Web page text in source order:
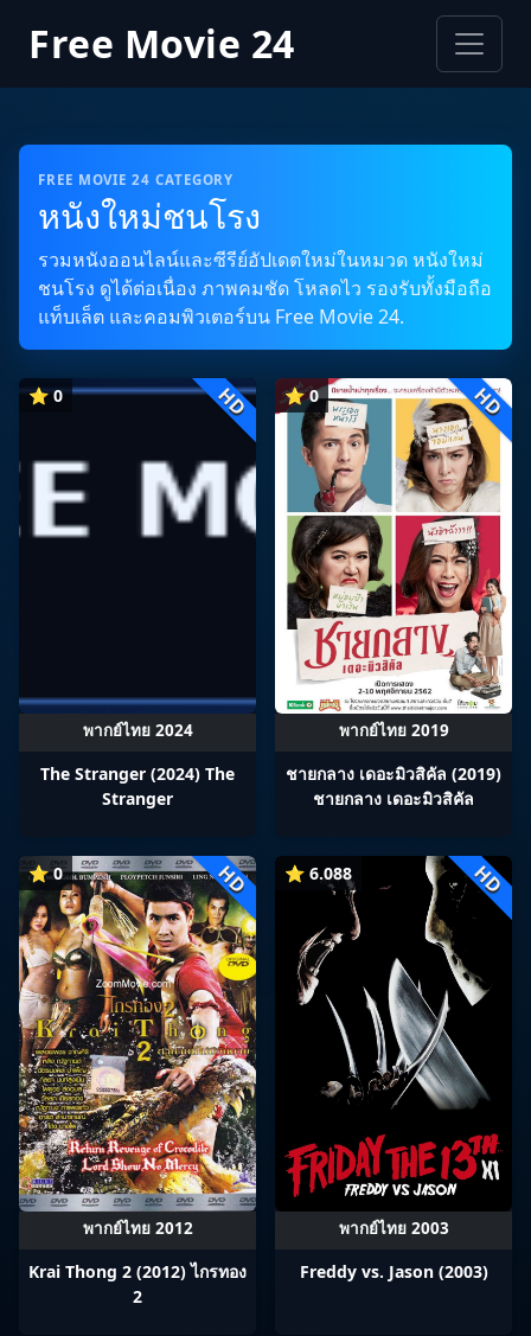
Free Movie 24
FREE MOVIE 24 CATEGORY
หนังใหม่ชนโรง
รวมหนังออนไลน์และซีรีย์อัปเดตใหม่ในหมวด หนังใหม่
ชนโรง ดูได้ต่อเนื่อง ภาพคมชัด โหลดไว รองรับทั้งมือถือ
แท็บเล็ต และคอมพิวเตอร์บน Free Movie 24.
⭐ 0 HD
พากย์ไทย 2024
The Stranger (2024) The
Stranger
⭐ 0 HD
พากย์ไทย 2019
ชายกลาง เดอะมิวสิคัล (2019)
ชายกลาง เดอะมิวสิคัล
⭐ 0 HD
พากย์ไทย 2012
Krai Thong 2 (2012) ไกรทอง
2
⭐ 6.088 HD
พากย์ไทย 2003
Freddy vs. Jason (2003)